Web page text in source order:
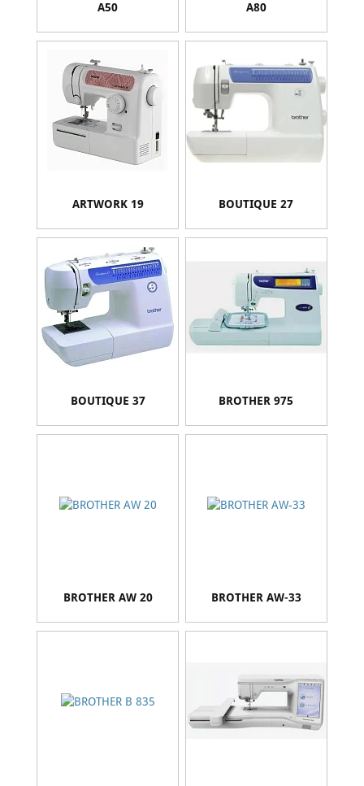
A50 A80
ARTWORK 19 BOUTIQUE 27
BOUTIQUE 37 BROTHER 975
BROTHER AW 20 BROTHER AW-33